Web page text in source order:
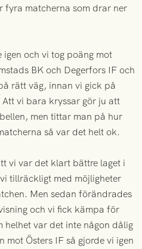
fyra matcherna som drar ner
och vi tog poäng mot
BK och Degerfors IF och
rätt väg, innan vi gick på
vi bara kryssar gör ju att
men tittar man på hur
så var det helt ok.
vi var det klart bättre laget i
tillräckligt med möjligheter
Men sedan förändrades
och vi fick kämpa för
helhet var det inte någon dålig
mot Östers IF så gjorde vi igen